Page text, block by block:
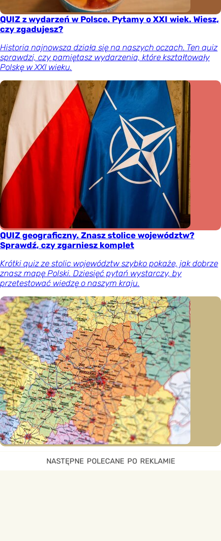
QUIZ z wydarzeń w Polsce. Pytamy o XXI wiek. Wiesz,
czy zgadujesz?
Historia najnowsza działa się na naszych oczach. Ten quiz
sprawdzi, czy pamiętasz wydarzenia, które kształtowały
Polskę w XXI wieku.
QUIZ geograficzny. Znasz stolice województw?
Sprawdź, czy zgarniesz komplet
Krótki quiz ze stolic województw szybko pokaże, jak dobrze
znasz mapę Polski. Dziesięć pytań wystarczy, by
przetestować wiedzę o naszym kraju.